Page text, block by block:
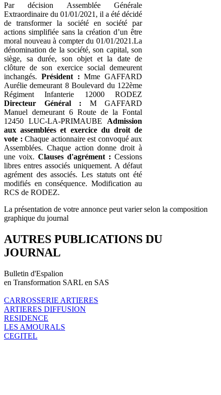
Par décision Assemblée Générale
Extraordinaire du 01/01/2021, il a été décidé
de transformer la société en société par
actions simplifiée sans la création d’un être
moral nouveau à compter du 01/01/2021.La
dénomination de la société, son capital, son
siège, sa durée, son objet et la date de
clôture de son exercice social demeurent
inchangés. Président : Mme GAFFARD
Aurélie demeurant 8 Boulevard du 122ème
Régiment Infanterie 12000 RODEZ
Directeur Général : M GAFFARD
Manuel demeurant 6 Route de la Fontal
12450 LUC-LA-PRIMAUBE Admission
aux assemblées et exercice du droit de
vote : Chaque actionnaire est convoqué aux
Assemblées. Chaque action donne droit à
une voix. Clauses d'agrément : Cessions
libres entres associés uniquement. A défaut
agrément des associés. Les statuts ont été
modifiés en conséquence. Modification au
RCS de RODEZ.
La présentation de votre annonce peut varier selon la composition
graphique du journal
AUTRES PUBLICATIONS DU
JOURNAL
Bulletin d'Espalion
en Transformation SARL en SAS
CARROSSERIE ARTIERES
ARTIERES DIFFUSION
RESIDENCE
LES AMOURALS
CEGITEL